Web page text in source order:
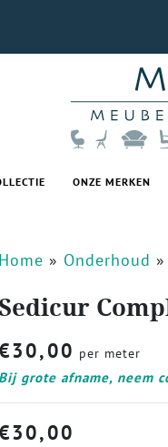
ONZE MERKEN
Home » Onderhoud »
30,00 per meter
Bij grote afname, neem
30,00